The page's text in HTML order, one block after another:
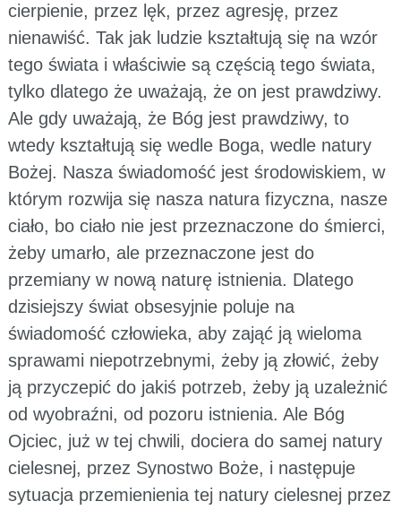
cierpienie, przez lęk, przez agresję, przez
nienawiść. Tak jak ludzie kształtują się na wzór
tego świata i właściwie są częścią tego świata,
tylko dlatego że uważają, że on jest prawdziwy.
Ale gdy uważają, że Bóg jest prawdziwy, to
wtedy kształtują się wedle Boga, wedle natury
Bożej. Nasza świadomość jest środowiskiem, w
którym rozwija się nasza natura fizyczna, nasze
ciało, bo ciało nie jest przeznaczone do śmierci,
żeby umarło, ale przeznaczone jest do
przemiany w nową naturę istnienia. Dlatego
dzisiejszy świat obsesyjnie poluje na
świadomość człowieka, aby zająć ją wieloma
sprawami niepotrzebnymi, żeby ją złowić, żeby
ją przyczepić do jakiś potrzeb, żeby ją uzależnić
od wyobraźni, od pozoru istnienia. Ale Bóg
Ojciec, już w tej chwili, dociera do samej natury
cielesnej, przez Synostwo Boże, i następuje
sytuacja przemienienia tej natury cielesnej przez